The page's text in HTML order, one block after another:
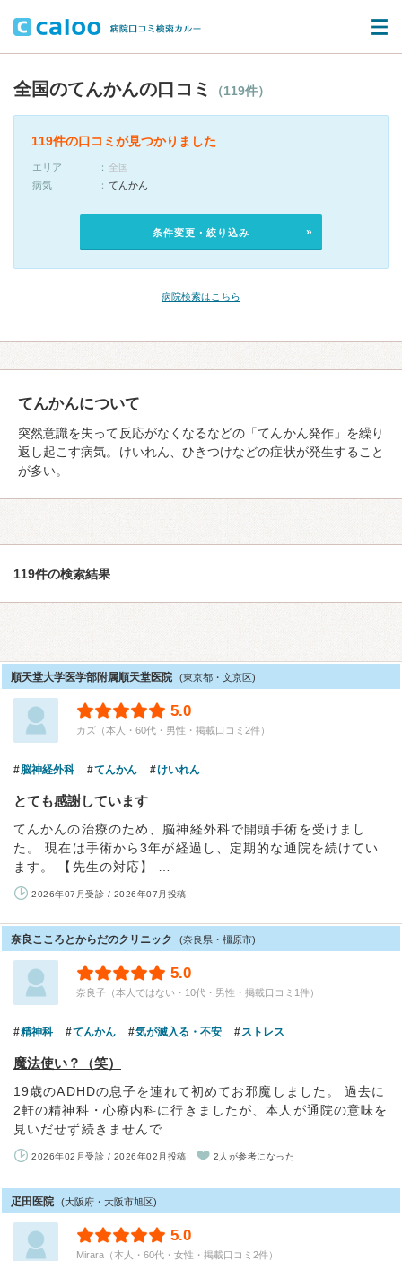
全国のてんかんの口コミ （119件）
119件の口コミが見つかりました
エリア
全国
病気
てんかん
条件変更・絞り込み
病院検索はこちら
てんかんについて
突然意識を失って反応がなくなるなどの「てんかん発作」を繰り
返し起こす病気。けいれん、ひきつけなどの症状が発生すること
が多い。
119件の検索結果
順天堂大学医学部附属順天堂医院 (東京都・文京区)
5.0
カズ（本人・60代・男性・掲載口コミ2件）
脳神経外科 てんかん けいれん
とても感謝しています
てんかんの治療のため、脳神経外科で開頭手術を受けまし
た。 現在は手術から3年が経過し、定期的な通院を続けてい
ます。 【先生の対応】 …
2026年07月受診 / 2026年07月投稿
奈良こころとからだのクリニック (奈良県・橿原市)
5.0
奈良子（本人ではない・10代・男性・掲載口コミ1件）
精神科 てんかん 気が滅入る・不安 ストレス
魔法使い？（笑）
19歳のADHDの息子を連れて初めてお邪魔しました。 過去に
2軒の精神科・心療内科に行きましたが、本人が通院の意味を
見いだせず続きませんで…
2026年02月受診 / 2026年02月投稿 2人が参考になった
疋田医院 (大阪府・大阪市旭区)
5.0
Mirara（本人・60代・女性・掲載口コミ2件）